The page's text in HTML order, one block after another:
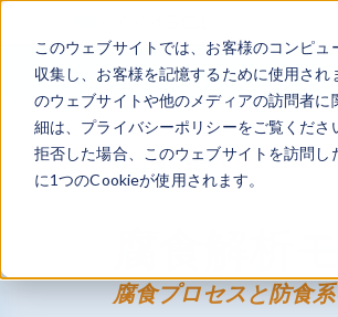
このウェブサイトでは、お客様のコンピ
収集し、お客様を記憶するために使用さ
のウェブサイトや他のメディアの訪問者
細は、プライバシーポリシーをご覧くださ
拒否した場合、このウェブサイトを訪問
に1つのCookieが使用されます。
製品腐食解析モジュール
腐食プロセスと防食